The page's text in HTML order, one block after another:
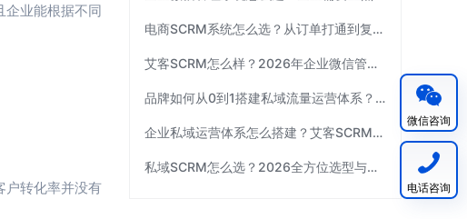
业能根据不同
户转化率并没有
电商SCRM系统怎么选？从订单打通到复购运营 | 艾客SCRM
艾客SCRM怎么样？2026年企业微信管理工具选型指南
品牌如何从0到1搭建私域流量运营体系？| 艾客SCRM
企业私域运营体系怎么搭建？艾客SCRM拆解三个关键环节
私域SCRM怎么选？2026全方位选型与避坑指南｜艾客SCRM
微信咨询
电话咨询